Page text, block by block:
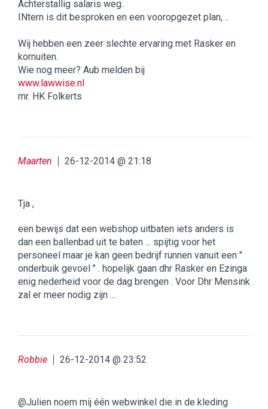
Achterstallig salaris weg..
INtern is dit besproken en een vooropgezet plan, ..
Wij hebben een zeer slechte ervaring met Rasker en
kornuiten.
Wie nog meer? Aub melden bij
www.lawwise.nl
mr. HK Folkerts
Maarten 26-12-2014 @ 21:18
Tja ,
een bewijs dat een webshop uitbaten iets anders is
dan een ballenbad uit te baten ... spijtig voor het
personeel maar je kan geen bedrijf runnen vanuit een "
onderbuik gevoel " . hopelijk gaan dhr Rasker en Ezinga
enig nederheid voor de dag brengen . Voor Dhr Mensink
zal er meer nodig zijn ...
Robbie 26-12-2014 @ 23:52
@Julien noem mij één webwinkel die in de kleding